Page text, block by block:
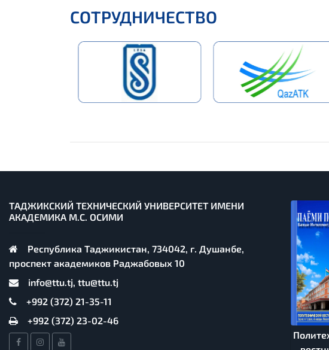
СОТРУДНИЧЕСТВО
ТАДЖИКСКИЙ ТЕХНИЧЕСКИЙ УНИВЕРСИТЕТ ИМЕНИ
АКАДЕМИКА М.С. ОСИМИ
Республика Таджикистан, 734042, г. Душанбе,
проспект академиков Раджабовых 10
info@ttu.tj, ttu@ttu.tj
+992 (372) 21-35-11
+992 (372) 23-02-46